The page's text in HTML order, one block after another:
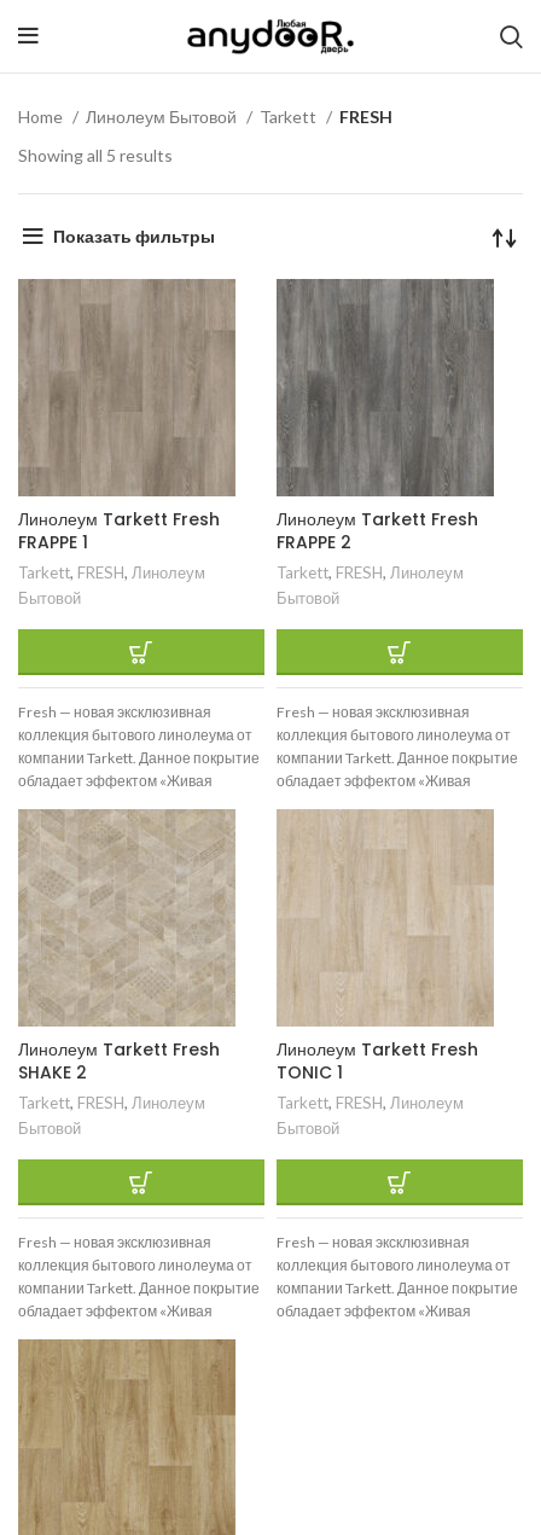
Home Линолеум Бытовой Tarkett
FRESH
Showing all 5 results
Показать фильтры
Линолеум Tarkett Fresh
FRAPPE 1
Tarkett, FRESH, Линолеум
Бытовой
Fresh — новая эксклюзивная
коллекция бытового линолеума от
компании Tarkett. Данное покрытие
обладает эффектом «Живая
воспроизводит текстуры
Линолеум Tarkett Fresh
FRAPPE 2
Tarkett, FRESH, Линолеум
Бытовой
Fresh — новая эксклюзивная
коллекция бытового линолеума от
компании Tarkett. Данное покрытие
обладает эффектом «Живая
Линолеум Tarkett Fresh
SHAKE 2
Tarkett, FRESH, Линолеум
Бытовой
Fresh — новая эксклюзивная
коллекция бытового линолеума от
компании Tarkett. Данное покрытие
обладает эффектом «Живая
воспроизводит текстуры
Линолеум Tarkett Fresh
TONIC 1
Tarkett, FRESH, Линолеум
Бытовой
Fresh — новая эксклюзивная
коллекция бытового линолеума от
компании Tarkett. Данное покрытие
обладает эффектом «Живая